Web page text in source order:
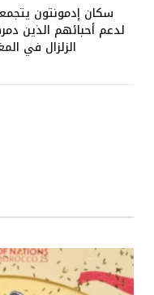
سكان إدمونتون
لدعم أحبائهم الذين
الزلزال في